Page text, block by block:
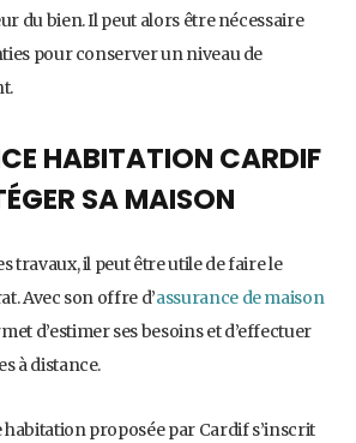
du bien. Il peut alors être nécessaire
pour conserver un niveau de
HABITATION CARDIF
SA MAISON
travaux, il peut être utile de faire le
Avec son offre d’assurance de maison
d’estimer ses besoins et d’effectuer
à distance.
habitation proposée par Cardif s’inscrit